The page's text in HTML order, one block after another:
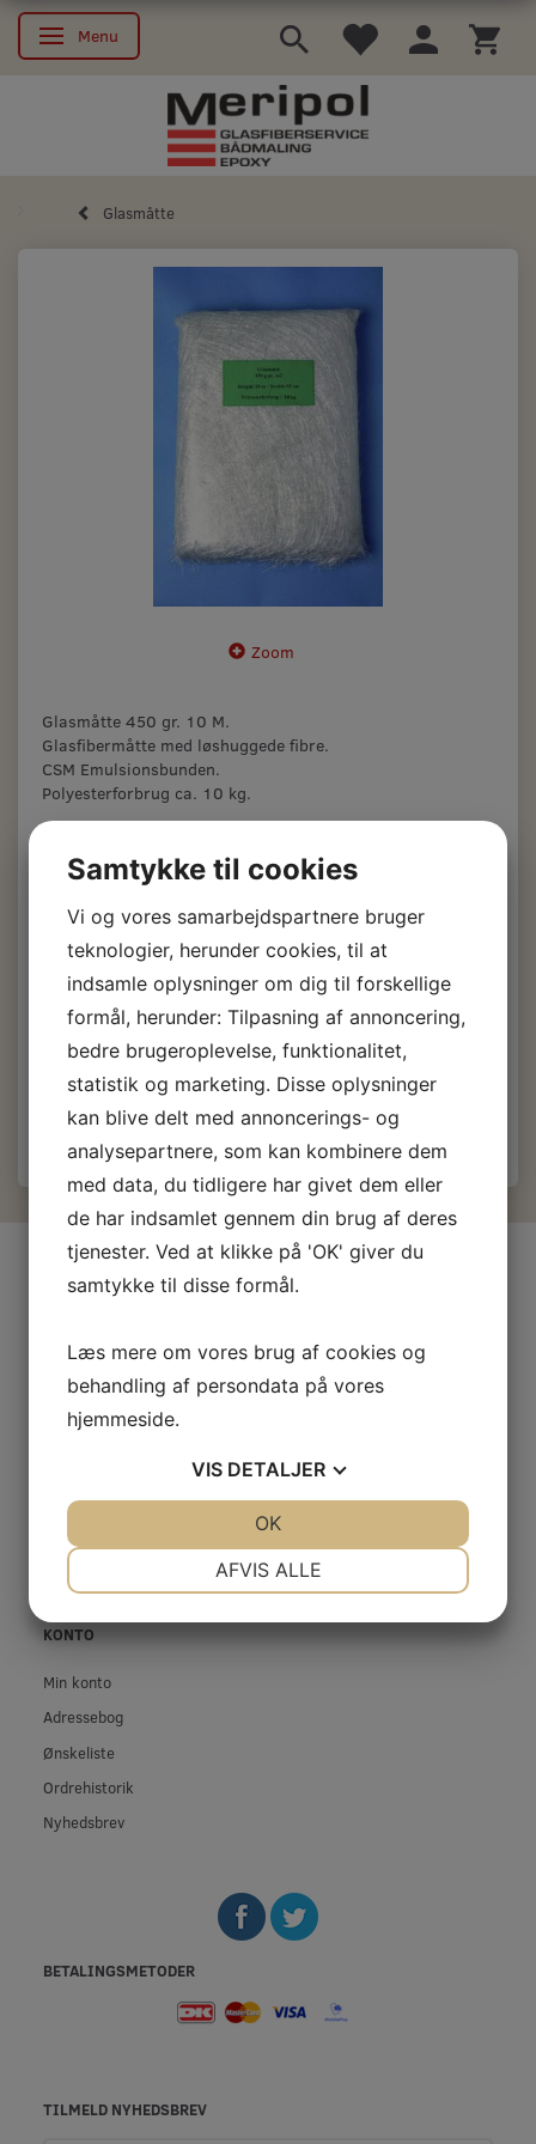
Skifte navigation
Menu
Glasmåtte
Zoom
Glasmåtte 450 gr. 10 M.
Glasfibermåtte med løshuggede fibre.
CSM Emulsionsbunden.
Polyesterforbrug ca. 10 kg.
Glasmåtte 450 gr. 10
m.
500,50 DKKm/Moms
400,40 DKK u/Moms)
Læg i kurv
INFORMATIONER
Fragt og levering
Betingelser & Vilkår
Privatliv- og cookiepolitik
Fortrolighed
KONTO
Min konto
Adressebog
Ønskeliste
Ordrehistorik
Nyhedsbrev
BETALINGSMETODER
TILMELD NYHEDSBREV
Samtykke til cookies
Vi og vores samarbejdspartnere bruger
teknologier, herunder cookies, til at
indsamle oplysninger om dig til forskellige
formål, herunder: Tilpasning af annoncering,
bedre brugeroplevelse, funktionalitet,
statistik og marketing. Disse oplysninger
kan blive delt med annoncerings- og
analysepartnere, som kan kombinere dem
med data, du tidligere har givet dem eller
de har indsamlet gennem din brug af deres
tjenester. Ved at klikke på 'OK' giver du
samtykke til disse formål.
Læs mere om vores brug af cookies og
behandling af persondata på vores
hjemmeside.
VIS DETALJER
AFVIS ALLE
OK